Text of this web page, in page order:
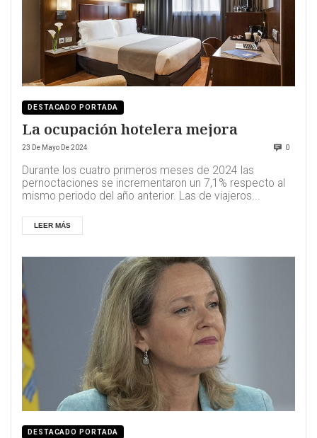
DESTACADO PORTADA
La ocupación hotelera mejora
23 De Mayo De 2024 0
Durante los cuatro primeros meses de 2024 las
pernoctaciones se incrementaron un 7,1% respecto al
mismo periodo del año anterior. Las de viajeros...
LEER MÁS
DESTACADO PORTADA